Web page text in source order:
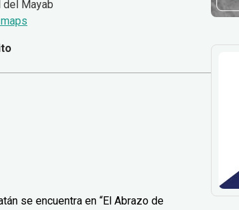
del Mayab
se encuentra en “El Abrazo de